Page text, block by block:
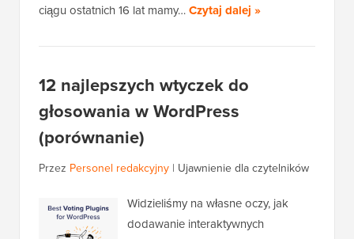
ciągu ostatnich 16 lat mamy…Czytaj dalej »
12 najlepszych wtyczek do
głosowania w WordPress
(porównanie)
Przez Personel redakcyjny | Ujawnienie dla czytelników
Widzieliśmy na własne oczy, jak
dodawanie interaktywnych